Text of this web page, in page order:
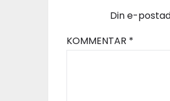
Din e-
KOMMENTAR *